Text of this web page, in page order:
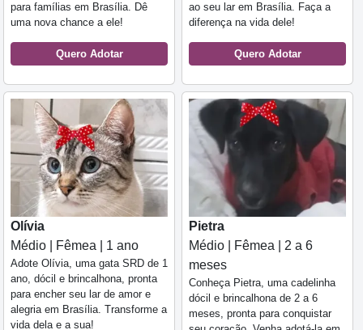
para famílias em Brasília. Dê
uma nova chance a ele!
Quero Adotar
ao seu lar em Brasília. Faça a
diferença na vida dele!
Quero Adotar
Olívia
Médio | Fêmea | 1 ano
Adote Olívia, uma gata SRD de 1
ano, dócil e brincalhona, pronta
para encher seu lar de amor e
alegria em Brasília. Transforme a
vida dela e a sua!
Pietra
Médio | Fêmea | 2 a 6
meses
Conheça Pietra, uma cadelinha
dócil e brincalhona de 2 a 6
meses, pronta para conquistar